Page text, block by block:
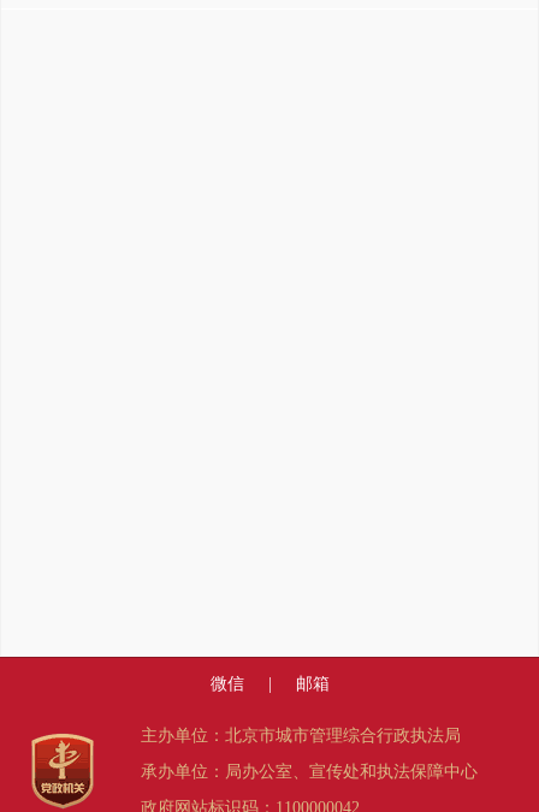
微信 邮箱
主办单位：北京市城市管理综合行政执法局
承办单位：局办公室、宣传处和执法保障中心
政府网站标识码：1100000042